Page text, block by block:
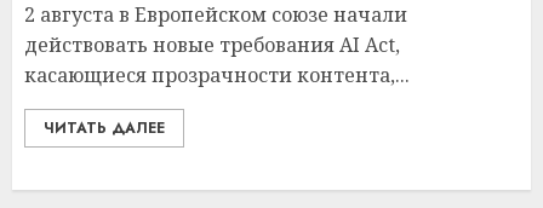
2 августа в Европейском союзе начали
действовать новые требования AI Act,
касающиеся прозрачности контента,...
ЧИТАТЬ ДАЛЕЕ